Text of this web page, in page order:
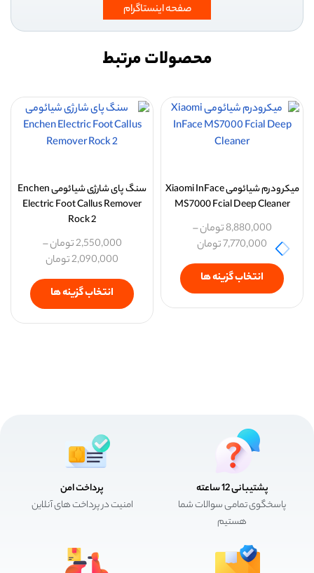
صفحه اینستاگرام
محصولات مرتبط
میکرودرم شیائومی Xiaomi InFace
MS7000 Fcial Deep Cleaner
8,880,000تومان–
7,770,000تومان
انتخاب گزینه ها
سنگ پای شارژی شیائومی Enchen
Electric Foot Callus Remover
Rock 2
2,550,000تومان–
2,090,000تومان
انتخاب گزینه ها
پشتیبانی 12 ساعته
پاسخگوی تمامی سوالات شما
هستیم
پرداخت امن
امنیت در پرداخت های آنلاین